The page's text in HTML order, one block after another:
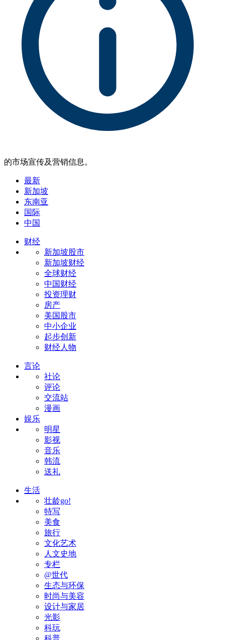
的市场宣传及营销信息。
最新
新加坡
东南亚
国际
中国
财经
新加坡股市
新加坡财经
全球财经
中国财经
投资理财
房产
美国股市
中小企业
起步创新
财经人物
言论
社论
评论
交流站
漫画
娱乐
明星
影视
音乐
韩流
送礼
生活
壮龄go!
特写
美食
旅行
文化艺术
人文史地
专栏
@世代
生态与环保
时尚与美容
设计与家居
光影
科玩
科普